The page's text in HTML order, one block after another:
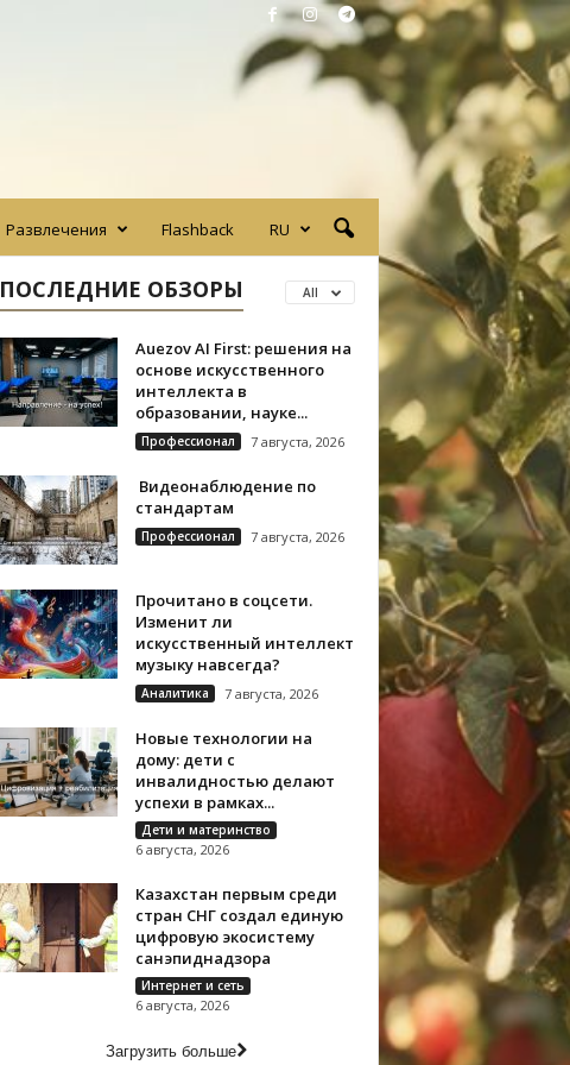
Развлечения Flashback RU
ПОСЛЕДНИЕ ОБЗОРЫ All
Auezov AI First: решения на
основе искусственного
интеллекта в
образовании, науке...
Профессионал 7 августа, 2026
Видеонаблюдение по
стандартам
Профессионал 7 августа, 2026
Прочитано в соцсети.
Изменит ли
искусственный интеллект
музыку навсегда?
Аналитика 7 августа, 2026
Новые технологии на
дому: дети с
инвалидностью делают
успехи в рамках...
Дети и материнство
6 августа, 2026
Казахстан первым среди
стран СНГ создал единую
цифровую экосистему
санэпиднадзора
Интернет и сеть
6 августа, 2026
Загрузить больше